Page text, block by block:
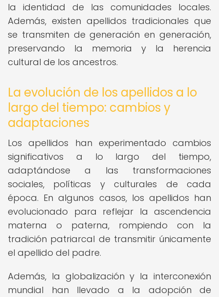
la identidad de las comunidades locales.
Además, existen apellidos tradicionales que
se transmiten de generación en generación,
preservando la memoria y la herencia
cultural de los ancestros.
La evolución de los apellidos a lo
largo del tiempo: cambios y
adaptaciones
Los apellidos han experimentado cambios
significativos a lo largo del tiempo,
adaptándose a las transformaciones
sociales, políticas y culturales de cada
época. En algunos casos, los apellidos han
evolucionado para reflejar la ascendencia
materna o paterna, rompiendo con la
tradición patriarcal de transmitir únicamente
el apellido del padre.
Además, la globalización y la interconexión
mundial han llevado a la adopción de